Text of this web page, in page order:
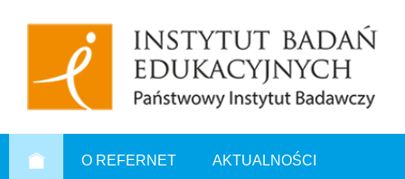
O REFERNET AKTUALNOŚCI